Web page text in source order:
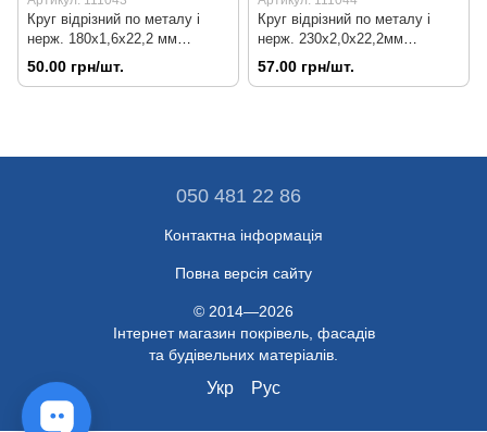
Круг відрізний по металу і
нерж. 180х1,6х22,2 мм
арт.4111705 HAISSER
Арт.111043
50.00 грн/шт.
Круг відрізний по металу і
нерж. 230х2,0х22,2мм
арт.4111707 HAISSER
Арт.111044
57.00 грн/шт.
050 481 22 86
Контактна інформація
Повна версія сайту
© 2014—2026
Інтернет магазин покрівель, фасадів
та будівельних матеріалів.
Укр Рус